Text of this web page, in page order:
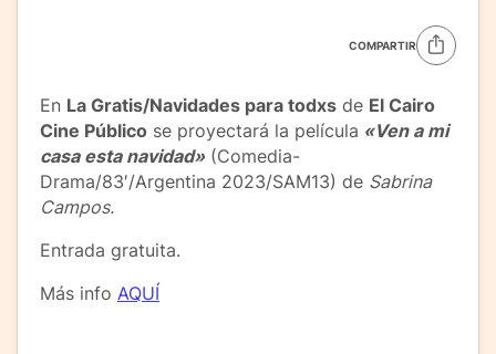
COMPARTIR
En La Gratis/Navidades para todxs de El Cairo
Cine Público se proyectará la película «Ven a mi
casa esta navidad»(Comedia-
Drama/83′/Argentina 2023/SAM13) de Sabrina
Campos.
Entrada gratuita.
Más info AQUÍ